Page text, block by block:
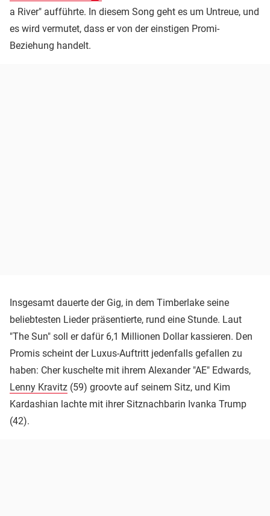
a River" aufführte. In diesem Song geht es um Untreue, und
es wird vermutet, dass er von der einstigen Promi-
Beziehung handelt.
Insgesamt dauerte der Gig, in dem Timberlake seine
beliebtesten Lieder präsentierte, rund eine Stunde. Laut
"The Sun" soll er dafür 6,1 Millionen Dollar kassieren. Den
Promis scheint der Luxus-Auftritt jedenfalls gefallen zu
haben: Cher kuschelte mit ihrem Alexander "AE" Edwards,
Lenny Kravitz (59) groovte auf seinem Sitz, und Kim
Kardashian lachte mit ihrer Sitznachbarin Ivanka Trump
(42).